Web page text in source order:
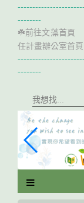
--------
☘️前往文藻首頁
任計畫辦公室首頁
--------